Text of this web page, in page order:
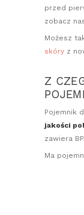
przed
zobacz
Możesz
skóry z
Z
Pojemnik
jakości
zawiera
Ma